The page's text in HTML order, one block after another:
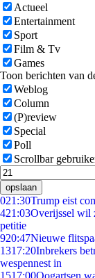
Actueel
Entertainment
Sport
Film & Tv
Games
Toon berichten van
Weblog
Column
(P)review
Special
Poll
Scrollbar
opslaan
021:30Trump eist
421:03Overijssel wil
petitie
920:47Nieuwe
1317:20Inbrekers
wespennest in
1517:00Oogartsen